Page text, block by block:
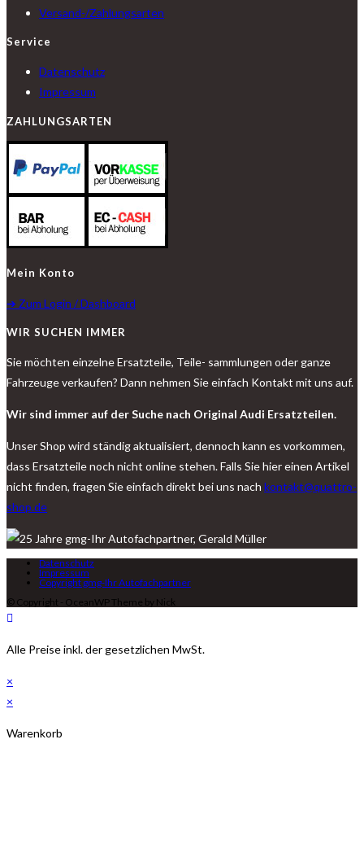
Versand-/Zahlungsarten
Service
Datenschutz
Impressum
ZAHLUNGSARTEN
Mein Konto
➔ Zum Login / Dashboard
WIR SUCHEN IMMER
Sie möchten einzelne Ersatzteile, Teile- sammlungen oder ganze
Fahrzeuge verkaufen? Dann nehmen Sie einfach Kontakt mit uns auf.
Wir sind immer auf der Suche nach Original Audi Ersatzteilen.
Unser Shop wird ständig aktualisiert, dennoch kann es vorkommen,
dass Ersatzteile noch nicht online stehen. Falls Sie hier einen Artikel
nicht finden, fragen Sie einfach direkt bei uns nach kontakt@quattro-
shop.de
Datenschutz
Impressum
Copyright gmg-Ihr Autofachpartner
© Copyright - OceanWP Theme by Nick
Alle Preise inkl. der gesetzlichen MwSt.
×
×
Warenkorb